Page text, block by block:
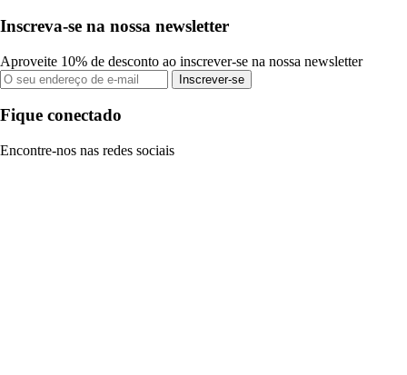
Inscreva-se na nossa newsletter
Aproveite 10% de desconto ao inscrever-se na nossa newsletter
Inscrever-se
Fique conectado
Encontre-nos nas redes sociais